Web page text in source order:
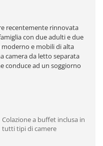
recentemente rinnovata
con due adulti e due
e mobili di alta
camera da letto separata
conduce ad un soggiorno
Colazione a buffet inclusa in
tutti tipi di camere